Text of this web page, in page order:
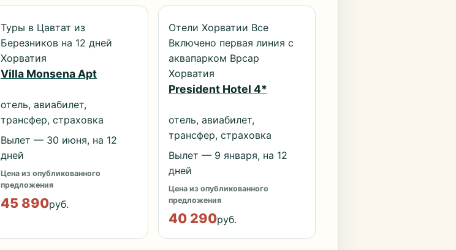
Туры в Цавтат из
Березников на 12 дней
Хорватия
Villa Monsena Apt
отель, авиабилет,
трансфер, страховка
Вылет — 30 июня, на 12
дней
Цена из опубликованного
предложения
45 890руб.
Отели Хорватии Все
Включено первая линия с
аквапарком Врсар
Хорватия
President Hotel 4*
отель, авиабилет,
трансфер, страховка
Вылет — 9 января, на 12
дней
Цена из опубликованного
предложения
40 290руб.